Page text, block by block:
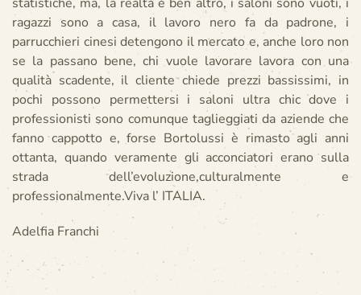
ragazzi sono a casa, il lavoro nero fa da padrone, i
parrucchieri cinesi detengono il mercato e, anche loro non
se la passano bene, chi vuole lavorare lavora con una
qualità scadente, il cliente chiede prezzi bassissimi, in
pochi possono permettersi i saloni ultra chic dove i
professionisti sono comunque taglieggiati da aziende che
fanno cappotto e, forse Bortolussi è rimasto agli anni
ottanta, quando veramente gli acconciatori erano sulla
strada dell’evoluzione,culturalmente e
professionalmente.Viva l’ ITALIA.
Adelfia Franchi